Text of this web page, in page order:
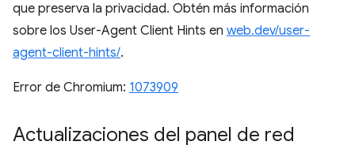
que preserva la privacidad. Obtén más información
sobre los User-Agent Client Hints en web.dev/user-
agent-client-hints/.
Error de Chromium: 1073909
Actualizaciones del panel de red